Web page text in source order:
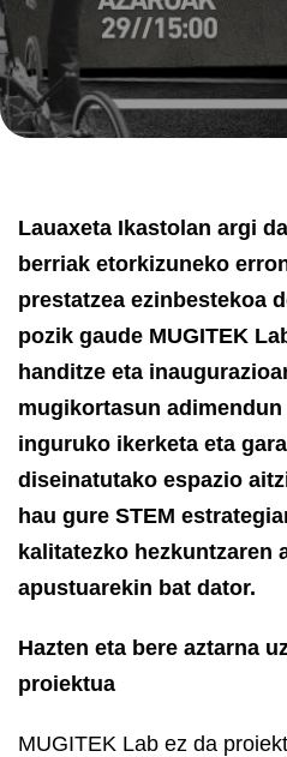
Lauaxeta Ikastolan argi
berriak etorkizuneko
prestatzea ezinbestekoa
pozik gaude MUGITEK
handitze eta
mugikortasun
inguruko ikerketa eta
diseinatutako espazio
hau gure STEM
kalitatezko hezkuntzaren
apustuarekin bat dator.
Hazten eta bere aztarna
proiektua
MUGITEK Lab ez da